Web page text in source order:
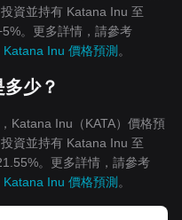
資並持有 Katana Inu 至
。更多詳情，請參考
Inu 價格預測 。
少？
Katana Inu（KATA）價格預
資並持有 Katana Inu 至
。更多詳情，請參考
Inu 價格預測 。